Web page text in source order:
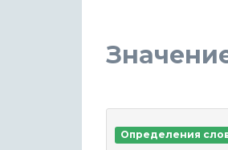
Определения